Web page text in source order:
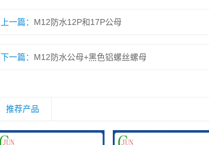
上一篇： M12防水12P和17P公母
下一篇： M12防水公母+黑色铝螺丝螺母
推荐产品